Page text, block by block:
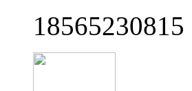
18565230815